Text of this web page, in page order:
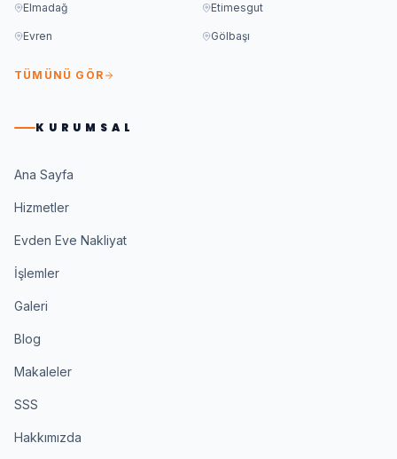
Elmadağ Etimesgut
Evren Gölbaşı
TÜMÜNÜ GÖR
KURUMSAL
Ana Sayfa
Hizmetler
Evden Eve Nakliyat
İşlemler
Galeri
Blog
Makaleler
SSS
Hakkımızda